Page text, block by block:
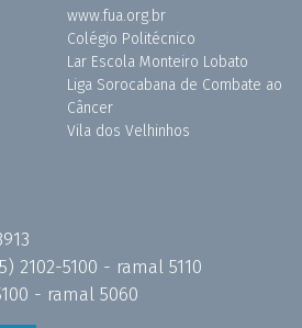
www.fua.org.br
Colégio Politécnico
Lar Escola Monteiro Lobato
Liga Sorocabana de Combate ao
Câncer
Vila dos Velhinhos
2102-5100 - ramal 5110
- ramal 5060